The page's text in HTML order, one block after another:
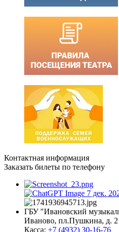
Контактная информация
Заказать билеты по телефону
ГБУ "Ивановский
Иваново, пл.Пушкина, д. 2
Касса: +7 (4932) 30-16-76